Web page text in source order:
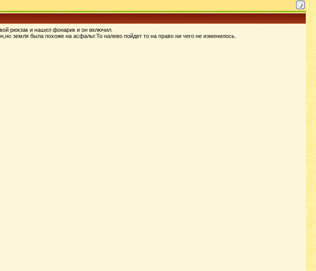
рюкзак и нашел фонарик и он включил.
земля была похоже на асфальт.То налево пойдет то на право ни чего не изменилось.